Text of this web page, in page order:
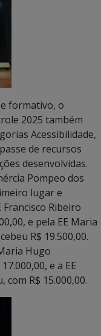
formativo, o
2025 também
Acessibilidade,
de recursos
desenvolvidas.
Pompeo dos
lugar e
Francisco Ribeiro
e pela EE Maria
R$ 19.500,00.
Hugo
e a EE
R$ 15.000,00.